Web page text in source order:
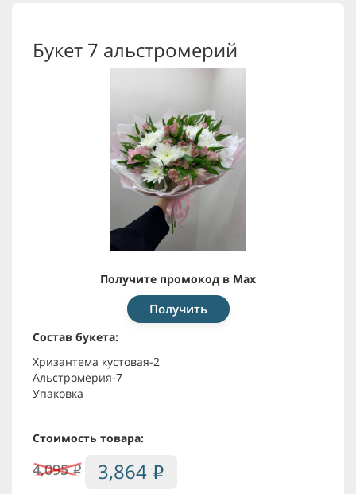
Букет 7 альстромерий
Получите промокод в Max
Получить
Состав букета:
Хризантема кустовая-2
Альстромерия-7
Упаковка
Стоимость товара:
4,095i 3,864 i